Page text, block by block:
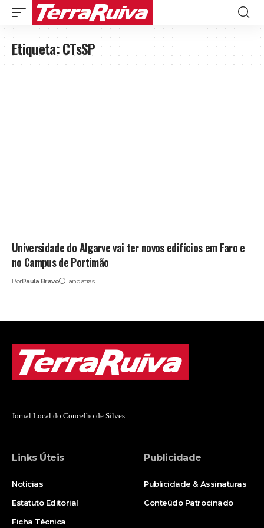
Etiqueta:CTsSP
Universidade do Algarve vai ter novos edifícios em Faro e
no Campus de Portimão
PorPaula Bravo 1 ano atrás
Jornal Local do Concelho de Silves.
Links Úteis
Notícias
Estatuto Editorial
Ficha Técnica
Publicidade
Publicidade & Assinaturas
Conteúdo Patrocinado